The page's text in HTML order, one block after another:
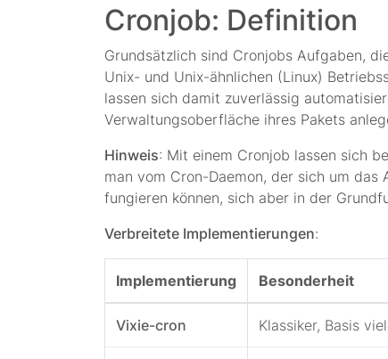
Cronjob: Definition
Grundsätzlich sind Cronjobs Aufgaben,
Unix- und Unix-ähnlichen (Linux)
lassen sich damit zuverlässig
Verwaltungsoberfläche ihres Pakets
Hinweis: Mit einem Cronjob lassen sich
man vom Cron-Daemon, der sich um
fungieren können, sich aber in der
Verbreitete Implementierungen:
Implementierung Besonderheit
Vixie-cron Klassiker, Basis